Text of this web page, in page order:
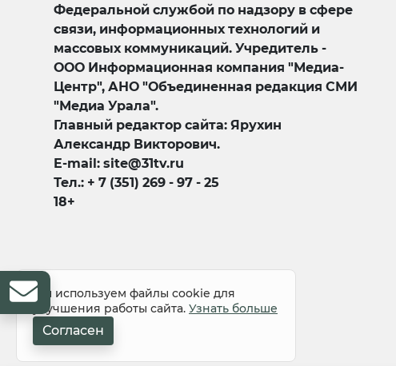
Федеральной службой по надзору в сфере
связи, информационных технологий и
массовых коммуникаций. Учредитель -
ООО Информационная компания "Медиа-
Центр", АНО "Объединенная редакция СМИ
"Медиа Урала".
Главный редактор сайта: Ярухин
Александр Викторович.
E-mail: site@31tv.ru
Тел.: + 7 (351) 269 - 97 - 25
18+
© 2008-2026 Все права защищены
Мы используем файлы cookie для
улучшения работы сайта. Узнать больше
Согласен